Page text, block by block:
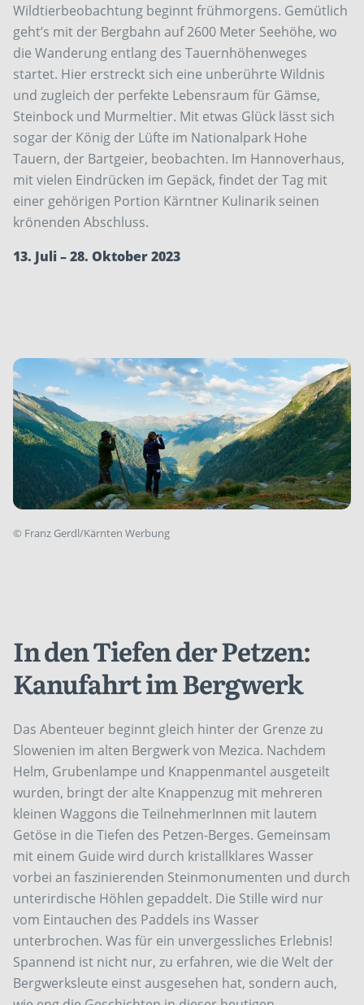
Wildtierbeobachtung beginnt frühmorgens. Gemütlich
geht’s mit der Bergbahn auf 2600 Meter Seehöhe, wo
die Wanderung entlang des Tauernhöhenweges
startet. Hier erstreckt sich eine unberührte Wildnis
und zugleich der perfekte Lebensraum für Gämse,
Steinbock und Murmeltier. Mit etwas Glück lässt sich
sogar der König der Lüfte im Nationalpark Hohe
Tauern, der Bartgeier, beobachten. Im Hannoverhaus,
mit vielen Eindrücken im Gepäck, findet der Tag mit
einer gehörigen Portion Kärntner Kulinarik seinen
krönenden Abschluss.
13. Juli – 28. Oktober 2023
© Franz Gerdl/Kärnten Werbung
In den Tiefen der Petzen:
Kanufahrt im Bergwerk
Das Abenteuer beginnt gleich hinter der Grenze zu
Slowenien im alten Bergwerk von Mezica. Nachdem
Helm, Grubenlampe und Knappenmantel ausgeteilt
wurden, bringt der alte Knappenzug mit mehreren
kleinen Waggons die TeilnehmerInnen mit lautem
Getöse in die Tiefen des Petzen-Berges. Gemeinsam
mit einem Guide wird durch kristallklares Wasser
vorbei an faszinierenden Steinmonumenten und durch
unterirdische Höhlen gepaddelt. Die Stille wird nur
vom Eintauchen des Paddels ins Wasser
unterbrochen. Was für ein unvergessliches Erlebnis!
Spannend ist nicht nur, zu erfahren, wie die Welt der
Bergwerksleute einst ausgesehen hat, sondern auch,